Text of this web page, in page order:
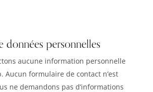
données personnelles
aucune information personnelle
Aucun formulaire de contact n’est
ne demandons pas d’informations